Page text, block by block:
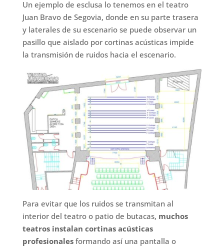
Un ejemplo de esclusa lo tenemos en el teatro
Juan Bravo de Segovia, donde en su parte trasera
y laterales de su escenario se puede observar un
pasillo que aislado por cortinas acústicas impide
la transmisión de ruidos hacia el escenario.
Para evitar que los ruidos se transmitan al
interior del teatro o patio de butacas, muchos
teatros instalan cortinas acústicas
profesionalesformando así una pantalla o